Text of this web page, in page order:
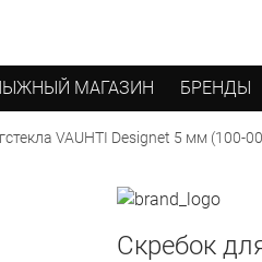
МАГАЗИН БРЕНДЫ
VAUHTI Designet 5 мм (100-
Скребок